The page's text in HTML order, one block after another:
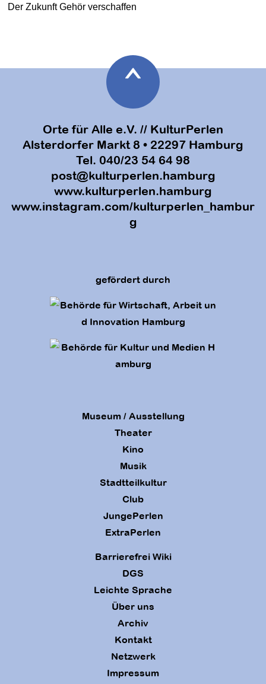
Der Zukunft Gehör verschaffen
Orte für Alle e.V. // KulturPerlen
Alsterdorfer Markt 8 • 22297 Hamburg
Tel. 040/23 54 64 98
post@kulturperlen.hamburg
www.kulturperlen.hamburg
www.instagram.com/kulturperlen_hambur
g
gefördert durch
Museum / Ausstellung
Theater
Kino
Musik
Stadtteilkultur
Club
JungePerlen
ExtraPerlen
Barrierefrei Wiki
DGS
Leichte Sprache
Über uns
Archiv
Kontakt
Netzwerk
Impressum